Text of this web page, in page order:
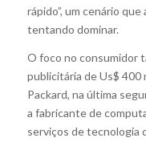
rápido”, um cenário
tentando dominar.
O foco no consumidor
publicitária de Us$ 400
Packard, na última
a fabricante de
serviços de tecnologia